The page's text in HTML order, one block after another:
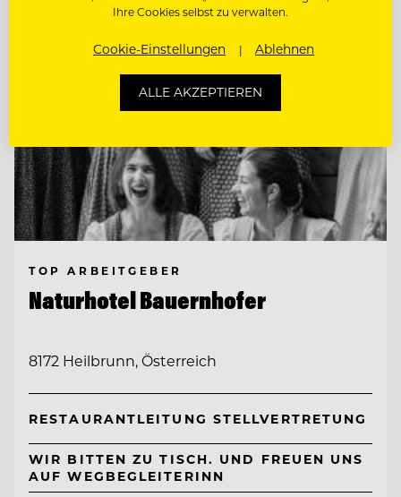
TOP ARBEITGEBER
Naturhotel Bauernhofer
8172 Heilbrunn, Österreich
RESTAURANTLEITUNG STELLVERTRETUNG
WIR BITTEN ZU TISCH. UND FREUEN UNS
AUF WEGBEGLEITERINN
Ihre Cookies selbst zu verwalten.
Cookie-Einstellungen Ablehnen
ALLE AKZEPTIEREN